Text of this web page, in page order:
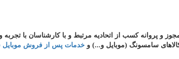
و پروانه کسب از اتحادیه مرتبط و با کارشناسان با تجربه و
سامسونگ (موبایل و...) و خدمات پس از فروش